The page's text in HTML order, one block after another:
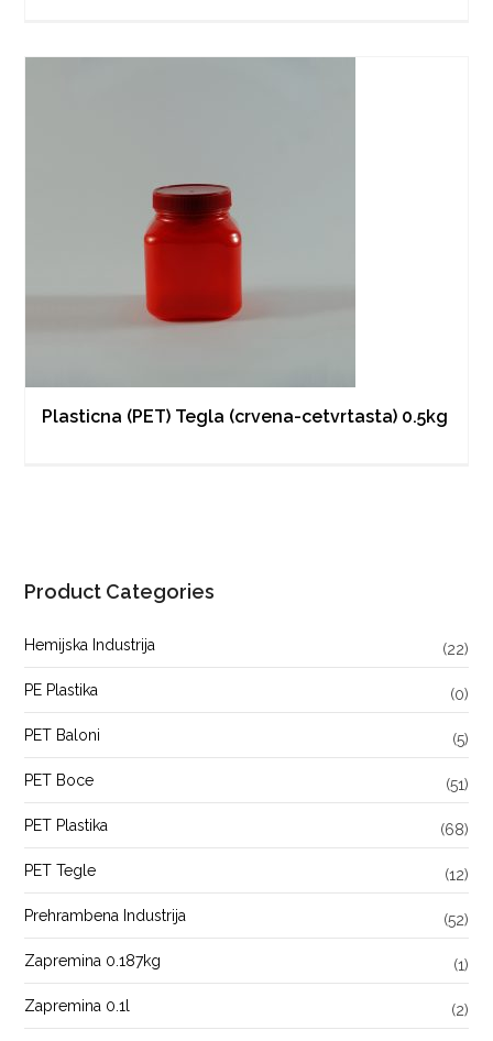
Plasticna (PET) Tegla (crvena-cetvrtasta) 0.5kg
Product Categories
Hemijska Industrija (22)
PE Plastika (0)
PET Baloni (5)
PET Boce (51)
PET Plastika (68)
PET Tegle (12)
Prehrambena Industrija (52)
Zapremina 0.187kg (1)
Zapremina 0.1l (2)